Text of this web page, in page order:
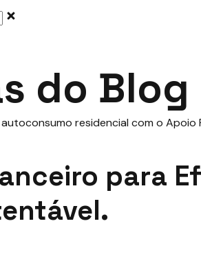
do Blog
para